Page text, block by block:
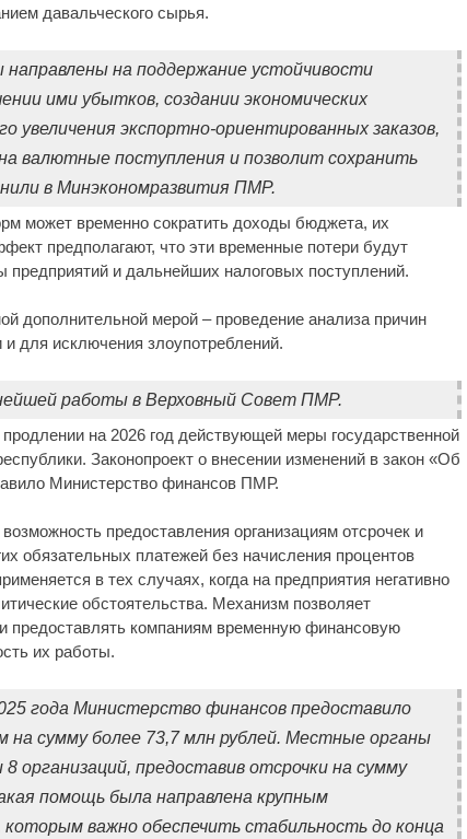
давальческого сырья.
на поддержание устойчивости
ими убытков, создании экономических
увеличения экспортно-ориентированных заказов,
валютные поступления и позволит сохранить
в Минэкономразвития ПМР.
может временно сократить доходы бюджета, их
предполагают, что эти временные потери будут
предприятий и дальнейших налоговых поступлений.
дополнительной мерой – проведение анализа причин
для исключения злоупотреблений.
работы в Верховный Совет ПМР.
на 2026 год действующей меры государственной
Законопроект о внесении изменений в закон «Об
Министерство финансов ПМР.
предоставления организациям отсрочек и
обязательных платежей без начисления процентов
в тех случаях, когда на предприятия негативно
обстоятельства. Механизм позволяет
предоставлять компаниям временную финансовую
их работы.
года Министерство финансов предоставило
на сумму более 73,7 млн рублей. Местные органы
организаций, предоставив отсрочки на сумму
помощь была направлена крупным
важно обеспечить стабильность до конца